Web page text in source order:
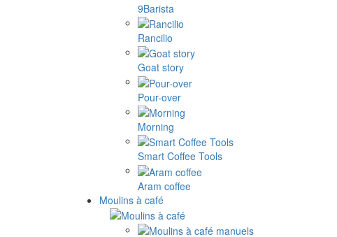
9Barista
Rancilio
Goat story
Pour-over
Morning
Smart Coffee Tools
Aram coffee
Moulins à café